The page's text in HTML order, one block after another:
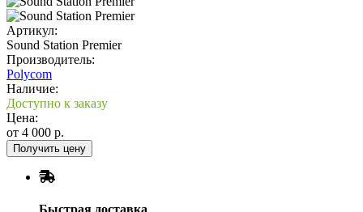
Артикул:
Sound Station Premier
Производитель:
Polycom
Наличие:
Доступно к заказу
Цена:
от 4 000 р.
Получить цену
Быстрая доставка